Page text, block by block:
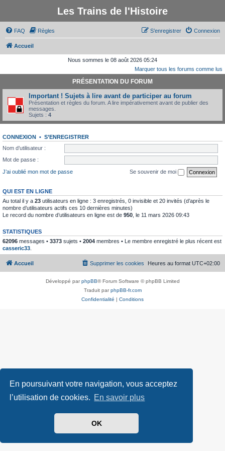
En poursuivant votre navigation, vous acceptez
l’utilisation de cookies. En savoir plus
OK
Les Trains de l'Histoire
FAQ Règles Connexion
S’enregistrer
Accueil
Nous sommes le 08 août 2026 05:24
Marquer tous les forums comme lus
PRÉSENTATION DU FORUM
Important ! Sujets à lire avant de participer au forum
Présentation et règles du forum. A lire impérativement avant de publier des
messages.
Sujets : 4
CONNEXION • S’ENREGISTRER
Nom d’utilisateur :
Mot de passe :
J’ai oublié mon mot de passe
Se souvenir de moi
QUI EST EN LIGNE
Au total il y a 23 utilisateurs en ligne : 3 enregistrés, 0 invisible et 20 invités (d’après le
nombre d’utilisateurs actifs ces 10 dernières minutes)
Le record du nombre d’utilisateurs en ligne est de 950 , le 11 mars 2026 09:43
STATISTIQUES
62096 messages • 3373 sujets • 2004 membres • Le membre enregistré le plus récent est
casseric33
Accueil Heures au format UTC+02:00
Supprimer les cookies
Développé parphpBB® Forum Software © phpBB Limited
Traduit parphpBB-fr.com
Confidentialité | Conditions